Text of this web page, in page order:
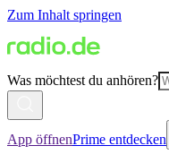
Zum Inhalt springen
Was möchtest du anhören?
App öffnenPrime entdecken